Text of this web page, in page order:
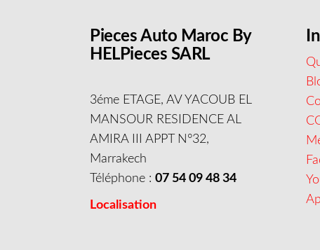
Pieces Auto Maroc By
HELPieces SARL
3éme ETAGE, AV YACOUB EL
MANSOUR RESIDENCE AL
AMIRA III APPT N°32,
Marrakech
Téléphone :07 54 09 48 34
Localisation